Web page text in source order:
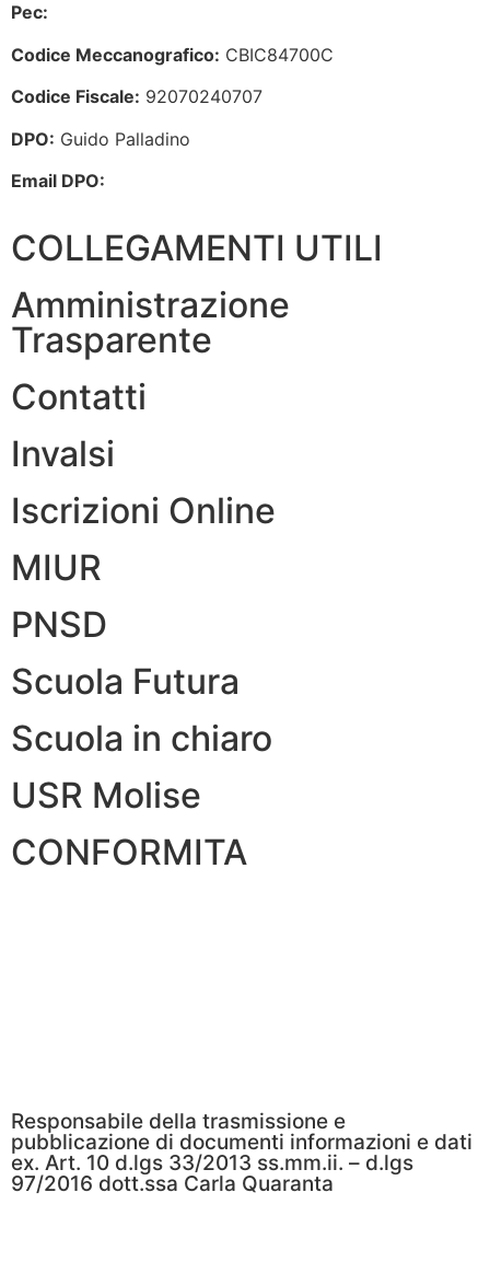
Pec:
Codice Meccanografico: CBIC84700C
Codice Fiscale: 92070240707
DPO: Guido Palladino
Email DPO:
COLLEGAMENTI UTILI
Amministrazione
Trasparente
Contatti
Invalsi
Iscrizioni Online
MIUR
PNSD
Scuola Futura
Scuola in chiaro
USR Molise
CONFORMITA
Responsabile della trasmissione e
pubblicazione di documenti informazioni e dati
ex. Art. 10 d.lgs 33/2013 ss.mm.ii. – d.lgs
97/2016 dott.ssa Carla Quaranta